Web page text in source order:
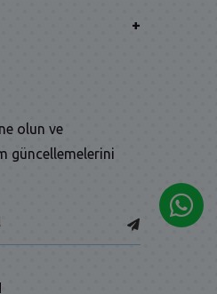
+
olun ve
güncellemelerini